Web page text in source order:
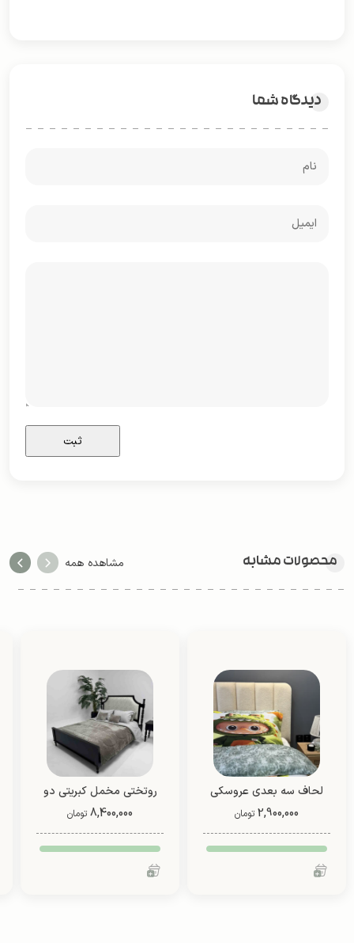
دیدگاه شما
محصولات مشابه مشاهده همه
لحاف سه بعدی عروسکی
4 تیکه (طرح 4)2,900,000 تومان
روتختی مخمل کبریتی دو
نفره (طرح 4)
8,400,000 تومان